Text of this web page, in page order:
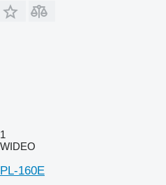
1
WIDEO
PL-160E